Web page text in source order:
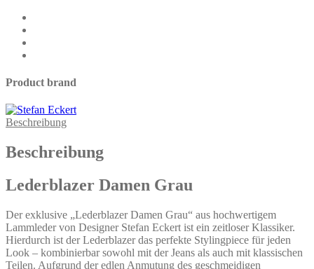
Product brand
Beschreibung
Beschreibung
Lederblazer Damen Grau
Der exklusive „Lederblazer Damen Grau“ aus hochwertigem
Lammleder von Designer Stefan Eckert ist ein zeitloser Klassiker.
Hierdurch ist der Lederblazer das perfekte Stylingpiece für jeden
Look – kombinierbar sowohl mit der Jeans als auch mit klassischen
Teilen. Aufgrund der edlen Anmutung des geschmeidigen